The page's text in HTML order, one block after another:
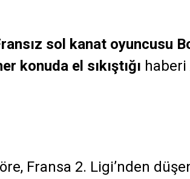
sol kanat oyuncusu
konuda el sıkıştığı haberi
Fransa 2. Ligi’nden